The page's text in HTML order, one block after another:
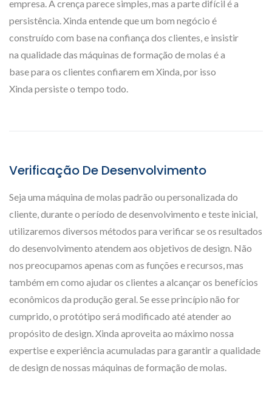
empresa. A crença parece simples, mas a parte difícil é a
persistência. Xinda entende que um bom negócio é
construído com base na confiança dos clientes, e insistir
na qualidade das máquinas de formação de molas é a
base para os clientes confiarem em Xinda, por isso
Xinda persiste o tempo todo.
Verificação De Desenvolvimento
Seja uma máquina de molas padrão ou personalizada do
cliente, durante o período de desenvolvimento e teste inicial,
utilizaremos diversos métodos para verificar se os resultados
do desenvolvimento atendem aos objetivos de design. Não
nos preocupamos apenas com as funções e recursos, mas
também em como ajudar os clientes a alcançar os benefícios
econômicos da produção geral. Se esse princípio não for
cumprido, o protótipo será modificado até atender ao
propósito de design. Xinda aproveita ao máximo nossa
expertise e experiência acumuladas para garantir a qualidade
de design de nossas máquinas de formação de molas.